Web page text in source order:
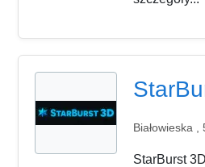
Białowieska ,
StarBurst